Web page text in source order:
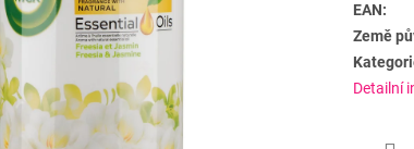
EAN:
Země
Detailní